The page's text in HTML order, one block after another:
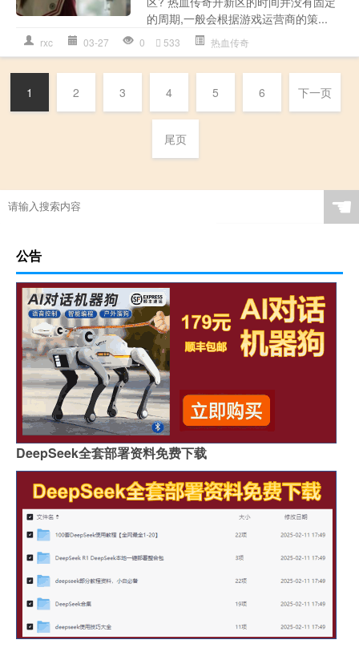
的周期,一般会根据游戏运营商的策...
rxc 03-27 0 533 热血传奇
1 2 3 4 5 6 下一页
尾页
☚
公告
DeepSeek全套部署资料免费下载